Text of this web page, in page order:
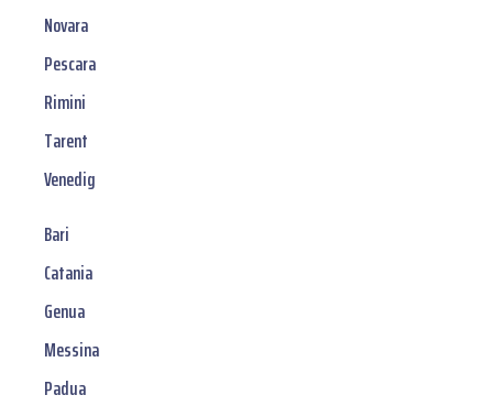
Novara
Pescara
Rimini
Tarent
Venedig
Bari
Catania
Genua
Messina
Padua